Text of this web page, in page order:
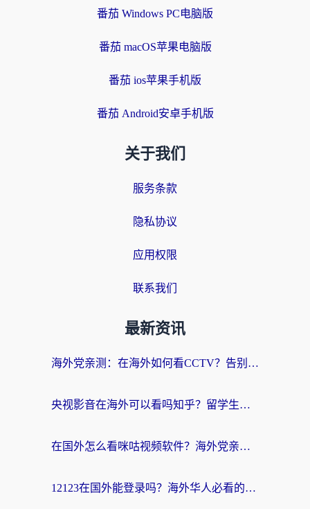
番茄 Windows PC电脑版
番茄 macOS苹果电脑版
番茄 ios苹果手机版
番茄 Android安卓手机版
关于我们
服务条款
隐私协议
应用权限
联系我们
最新资讯
海外党亲测：在海外如何看CCTV？告别“仅限大陆播放”的实用指南
央视影音在海外可以看吗知乎？留学生亲测：3步解决地域限制+追剧自由
在国外怎么看咪咕视频软件？海外党亲测有效的回国加速方案
12123在国外能登录吗？海外华人必看的回国加速实用指南